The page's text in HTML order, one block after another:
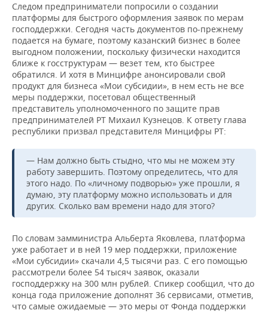
Следом предприниматели попросили о создании
платформы для быстрого оформления заявок по мерам
господдержки. Сегодня часть документов по-прежнему
подается на бумаге, поэтому казанский бизнес в более
выгодном положении, поскольку физически находится
ближе к госструктурам — везет тем, кто быстрее
обратился. И хотя в Минцифре анонсировали свой
продукт для бизнеса «Мои субсидии», в нем есть не все
меры поддержки, посетовал общественный
представитель уполномоченного по защите прав
предпринимателей РТ Михаил Кузнецов. К ответу глава
республики призвал представителя Минцифры РТ:
— Нам должно быть стыдно, что мы не можем эту
работу завершить. Поэтому определитесь, что для
этого надо. По «личному подворью» уже прошли, я
думаю, эту платформу можно использовать и для
других. Сколько вам времени надо для этого?
По словам замминистра Альберта Яковлева, платформа
уже работает и в ней 19 мер поддержки, приложение
«Мои субсидии» скачали 4,5 тысячи раз. С его помощью
рассмотрели более 54 тысяч заявок, оказали
господдержку на 300 млн рублей. Спикер сообщил, что до
конца года приложение дополнят 36 сервисами, отметив,
что самые ожидаемые — это меры от Фонда поддержки